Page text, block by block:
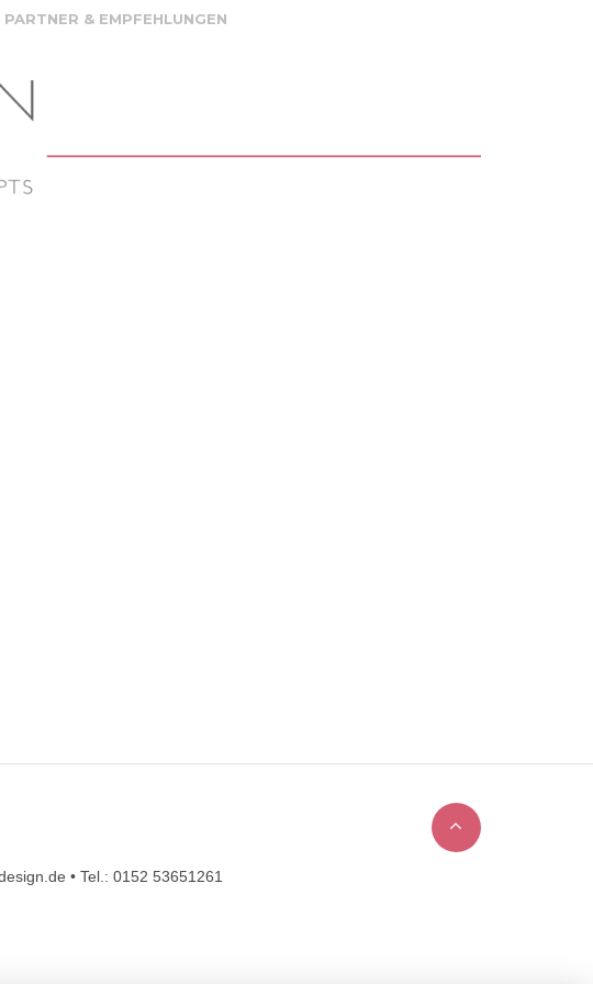
PARTNER & EMPFEHLUNGEN
• Tel.: 0152 53651261